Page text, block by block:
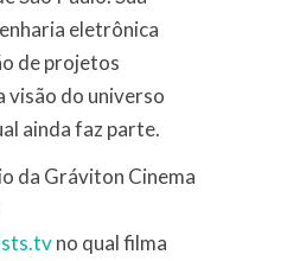
eletrônica
de projetos
visão do universo
ainda faz parte.
da Gráviton Cinema
no qual filma